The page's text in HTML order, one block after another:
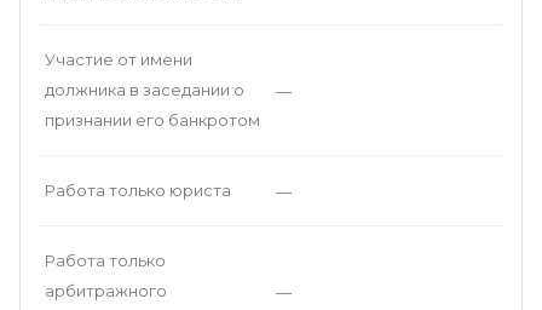
Участие от имени
должника в заседании о
признании его банкротом
—
Работа только юриста —
Работа только
арбитражного
—